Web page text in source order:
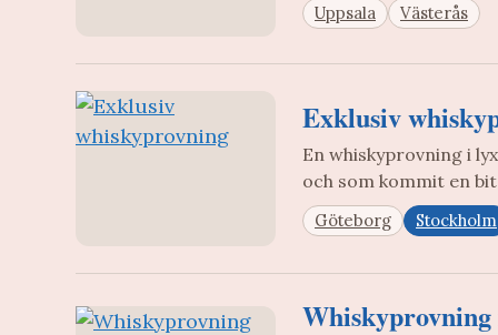
Uppsala
Västerås
Exklusiv
En whiskyprovning i
och som kommit en
Göteborg Stockholm